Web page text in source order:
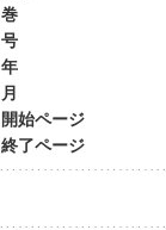
巻
号
年
月
開始ページ
終了ページ